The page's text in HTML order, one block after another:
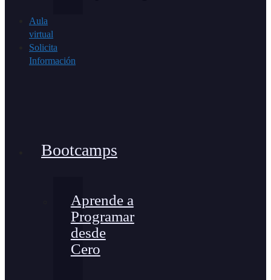
Aula
virtual
Solicita
Información
Bootcamps
Aprende a
Programar
desde
Cero